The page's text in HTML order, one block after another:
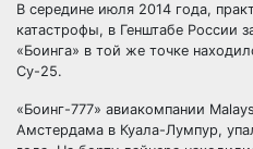
В середине июля 2014 года,
катастрофы, в Генштабе России
«Боинга» в той же точке
Су-25.
«Боинг-777» авиакомпании
Амстердама в Куала-Лумпур,